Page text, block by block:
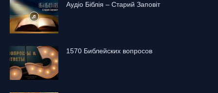
Аудіо Біблія – Старий Заповіт
1570 Библейских вопросов